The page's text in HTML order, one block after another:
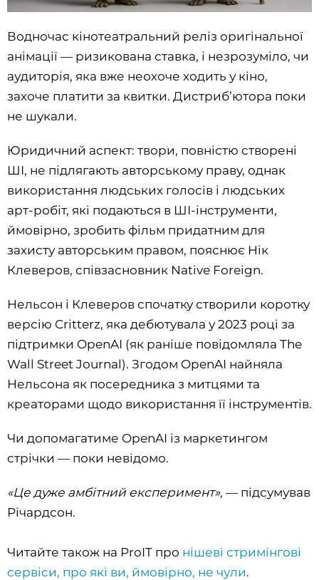
Водночас кінотеатральний реліз оригінальної
анімації — ризикована ставка, і незрозуміло, чи
аудиторія, яка вже неохоче ходить у кіно,
захоче платити за квитки. Дистриб’ютора поки
не шукали.
Юридичний аспект: твори, повністю створені
ШІ, не підлягають авторському праву, однак
використання людських голосів і людських
арт-робіт, які подаються в ШІ-інструменти,
ймовірно, зробить фільм придатним для
захисту авторським правом, пояснює Нік
Клеверов, співзасновник Native Foreign.
Нельсон і Клеверов спочатку створили коротку
версію Critterz, яка дебютувала у 2023 році за
підтримки OpenAI (як раніше повідомляла The
Wall Street Journal). Згодом OpenAI найняла
Нельсона як посередника з митцями та
креаторами щодо використання її інструментів.
Чи допомагатиме OpenAI із маркетингом
стрічки — поки невідомо.
«Це дуже амбітний експеримент», — підсумував
Річардсон.
Читайте також на ProIT про нішеві стримінгові
сервіси, про які ви, ймовірно, не чули.